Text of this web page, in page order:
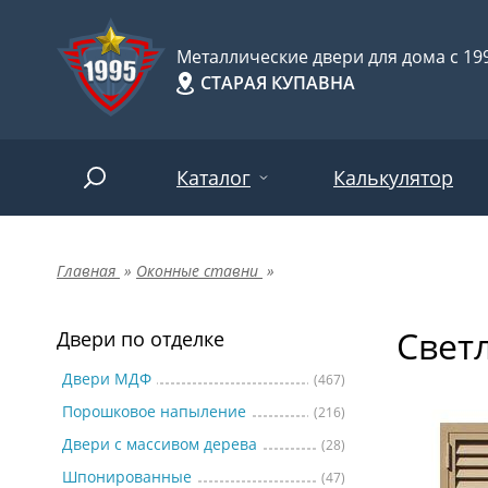
Металлические двери для дома с
СТАРАЯ КУПАВНА
Каталог
Двери по отделке
Двери по назначению
Двери по особенностям
Калькулятор
Главная » Оконные ставни »
Двери по отделке
Двери МДФ (467)
Порошковое напыление (216)
Двери с массивом дерева (28)
Шпонированные (47)